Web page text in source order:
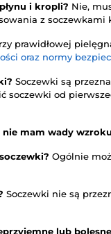
i kropli? Nie,
z soczewkami
prawidłowej
oraz normy
Soczewki są
soczewki od
nie mam wady
Ogólnie
Soczewki nie są
lub